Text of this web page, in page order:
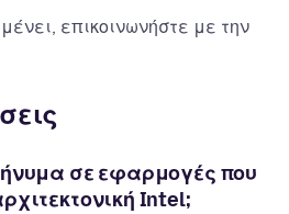
επικοινωνήστε με την
σε εφαρμογές που
Intel;